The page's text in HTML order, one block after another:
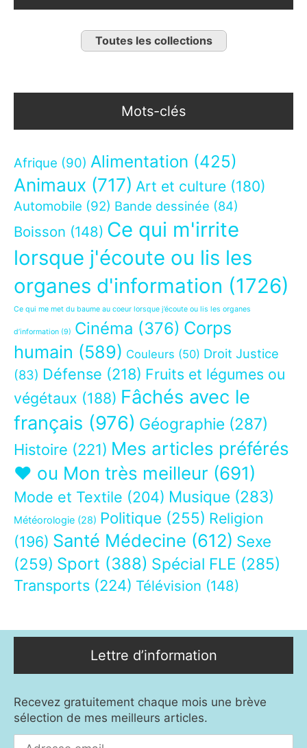
Toutes les collections
Mots-clés
Afrique (90) Alimentation (425)
Animaux (717) Art et culture (180)
Automobile (92) Bande dessinée (84)
Boisson (148) Ce qui m'irrite
lorsque j'écoute ou lis les
organes d'information (1726)
Ce qui me met du baume au coeur lorsque j’écoute ou lis les organes
d’information (9) Cinéma (376) Corps
humain (589) Couleurs (50) Droit Justice
(83) Défense (218) Fruits et légumes ou
végétaux (188) Fâchés avec le
français (976) Géographie (287)
Histoire (221) Mes articles préférés
❤ ou Mon très meilleur (691)
Mode et Textile (204) Musique (283)
Météorologie (28) Politique (255) Religion
(196) Santé Médecine (612) Sexe
(259) Sport (388) Spécial FLE (285)
Transports (224) Télévision (148)
Lettre d’information
Recevez gratuitement chaque mois une brève
sélection de mes meilleurs articles.